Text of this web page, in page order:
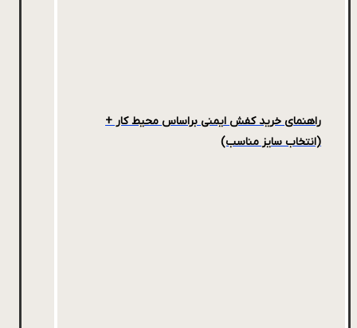
راهنمای خرید کفش ایمنی براساس محیط کار +
(انتخاب سایز مناسب)